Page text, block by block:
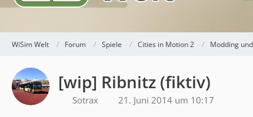
WiSim Welt Forum Spiele Cities in Motion 2 Modding
[wip] Ribnitz (fiktiv)
Sotrax 21. Juni 2014 um 10:17